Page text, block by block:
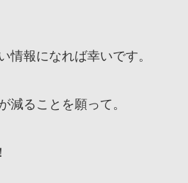
情報になれば幸いです。
減ることを願って。